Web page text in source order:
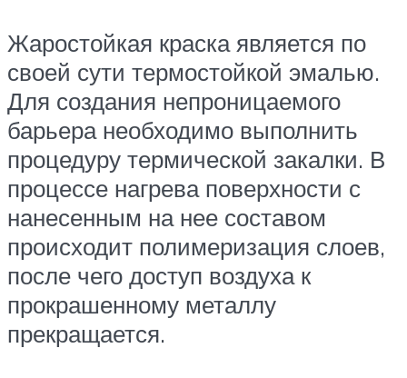
Жаростойкая краска является по
своей сути термостойкой эмалью.
Для создания непроницаемого
барьера необходимо выполнить
процедуру термической закалки. В
процессе нагрева поверхности с
нанесенным на нее составом
происходит полимеризация слоев,
после чего доступ воздуха к
прокрашенному металлу
прекращается.